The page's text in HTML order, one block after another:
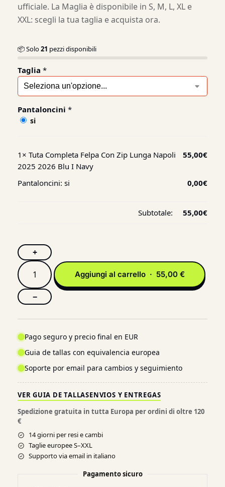
ufficiale. La Maglia è disponibile in S, M, L, XL e
XXL: scegli la tua taglia e acquista ora.
📦 Solo21 pezzi disponibili
Taglia *
Pantaloncini *
si
1× Tuta Completa Felpa Con Zip Lunga Napoli
2025 2026 Blu I Navy
55,00€
Pantaloncini: si 0,00€
Subtotale: 55,00€
+
−
Aggiungi al carrello · 55,00 €
Pago seguro y precio final en EUR
Guia de tallas con equivalencia europea
Soporte por email para cambios y seguimiento
VER GUIA DE TALLASENVIOS Y ENTREGAS
Spedizione gratuita in tutta Europa per ordini di oltre 120
€
14 giorni per resi e cambi
Taglie europee S–XXL
Supporto via email in italiano
Pagamento sicuro